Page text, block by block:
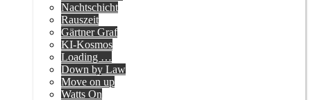
Nachtschicht
Rauszeit
Gärtner Graf
KI-Kosmos
Loading …
Down by Law
Move on up
Watts On